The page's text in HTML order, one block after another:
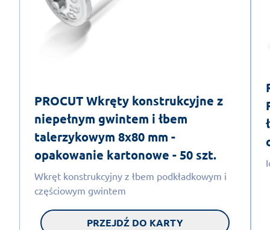
PROCUT Wkręty konstrukcyjne z
niepełnym gwintem i łbem
talerzykowym 8x80 mm -
opakowanie kartonowe - 50 szt.
Wkręt konstrukcyjny z łbem podkładkowym i
częściowym gwintem
PRZEJDŹ DO KARTY